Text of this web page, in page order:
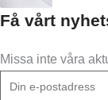
Få vårt
Missa inte våra